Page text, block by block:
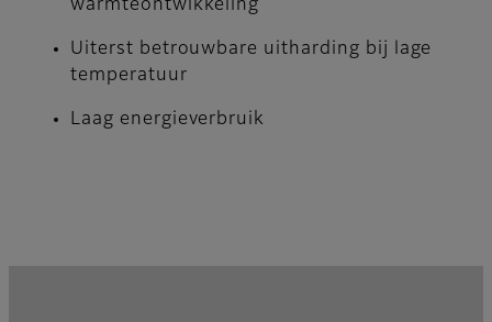
warmteontwikkeling
Uiterst betrouwbare uitharding bij lage
temperatuur
Laag energieverbruik